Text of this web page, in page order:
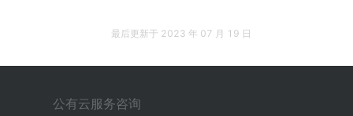
最后更新于 2023 年 07 月 19 日
公有云服务咨询